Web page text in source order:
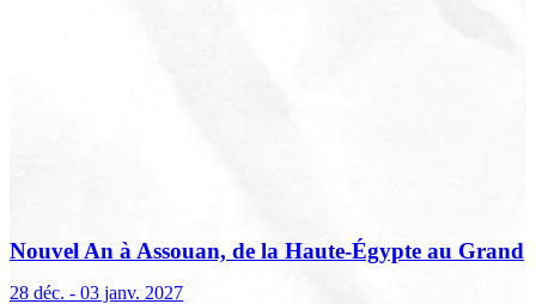
Nouvel An à Assouan, de la Haute-Égypte au Grand
28 déc. - 03 janv. 2027